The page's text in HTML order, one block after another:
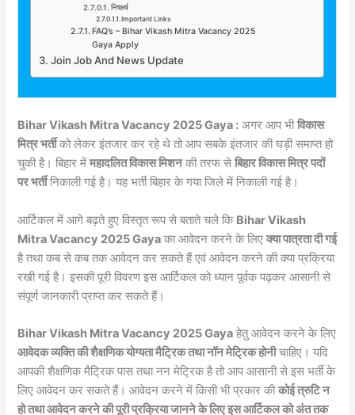
निष्कर्ष
Important Links
FAQ’s – Bihar Vikash Mitra Vacancy 2025
Gaya Apply
Join Job And News Update
Bihar Vikash Mitra Vacancy 2025 Gaya : अगर आप भीविकास
मित्र भर्तीको लेकर इंतजार कर रहे थे तो आप सबके इंतजार की घड़ी समाप्त हो
चुकी है। बिहार मेंमहादलित विकास मिशनकी तरफ सेबिहार विकास मित्र पदों
पर भर्तीनिकाली गई है। यह भर्ती बिहार के गया जिले में निकाली गई है।
आर्टिकल में आगे बढ़ते हुए विस्तृत रूप से बताते चले कि Bihar Vikash
Mitra Vacancy 2025 Gaya का आवेदन करने के लिएक्या पात्रता दी गई
है तथा कब से कब तक आवेदन कर सकते हैं एवं आवेदन करने की क्या प्रक्रिया
रखी गई है। इसकी पूरी विवरण इस आर्टिकल को ध्यान पूर्वक पढ़कर आसानी से
संपूर्ण जानकारी प्राप्त कर सकते हैं।
Bihar Vikash Mitra Vacancy 2025 Gaya हेतु आवेदन करने के लिए
आवेदक व्यक्ति की शैक्षणिक योग्यता मैट्रिक तथा नॉन मेट्रिक होनीचाहिए। यदि
आपकी शैक्षणिक मैट्रिक पास तथा नन मेट्रिक है तो आप आसानी से इस भर्ती के
लिए आवेदन कर सकते हैं। आवेदन करने में किसी भी प्रकार कीकोई त्रुटि न
हो तथा आवेदन करने की पूरी प्रक्रिया जानने के लिए इस आर्टिकल को अंत तक